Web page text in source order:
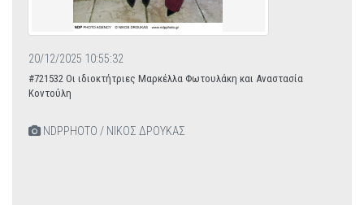
20/12/2025 10:55:32
#721532 Οι ιδιοκτήτριες Μαρκέλλα Φωτουλάκη και Αναστασία
Κοντούλη
NDPPHOTO / ΝΙΚΟΣ ΔΡΟΥΚΑΣ